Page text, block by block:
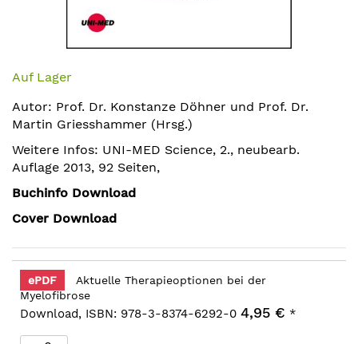
Anfang
Bildergalerie
springen
Auf Lager
Autor: Prof. Dr. Konstanze Döhner und Prof. Dr.
Martin Griesshammer (Hrsg.)
Weitere Infos: UNI-MED Science, 2., neubearb.
Auflage 2013, 92 Seiten,
Buchinfo Download
Cover Download
ePDF
Aktuelle Therapieoptionen bei der
Myelofibrose
Download, ISBN: 978-3-8374-6292-0 4,95 € *